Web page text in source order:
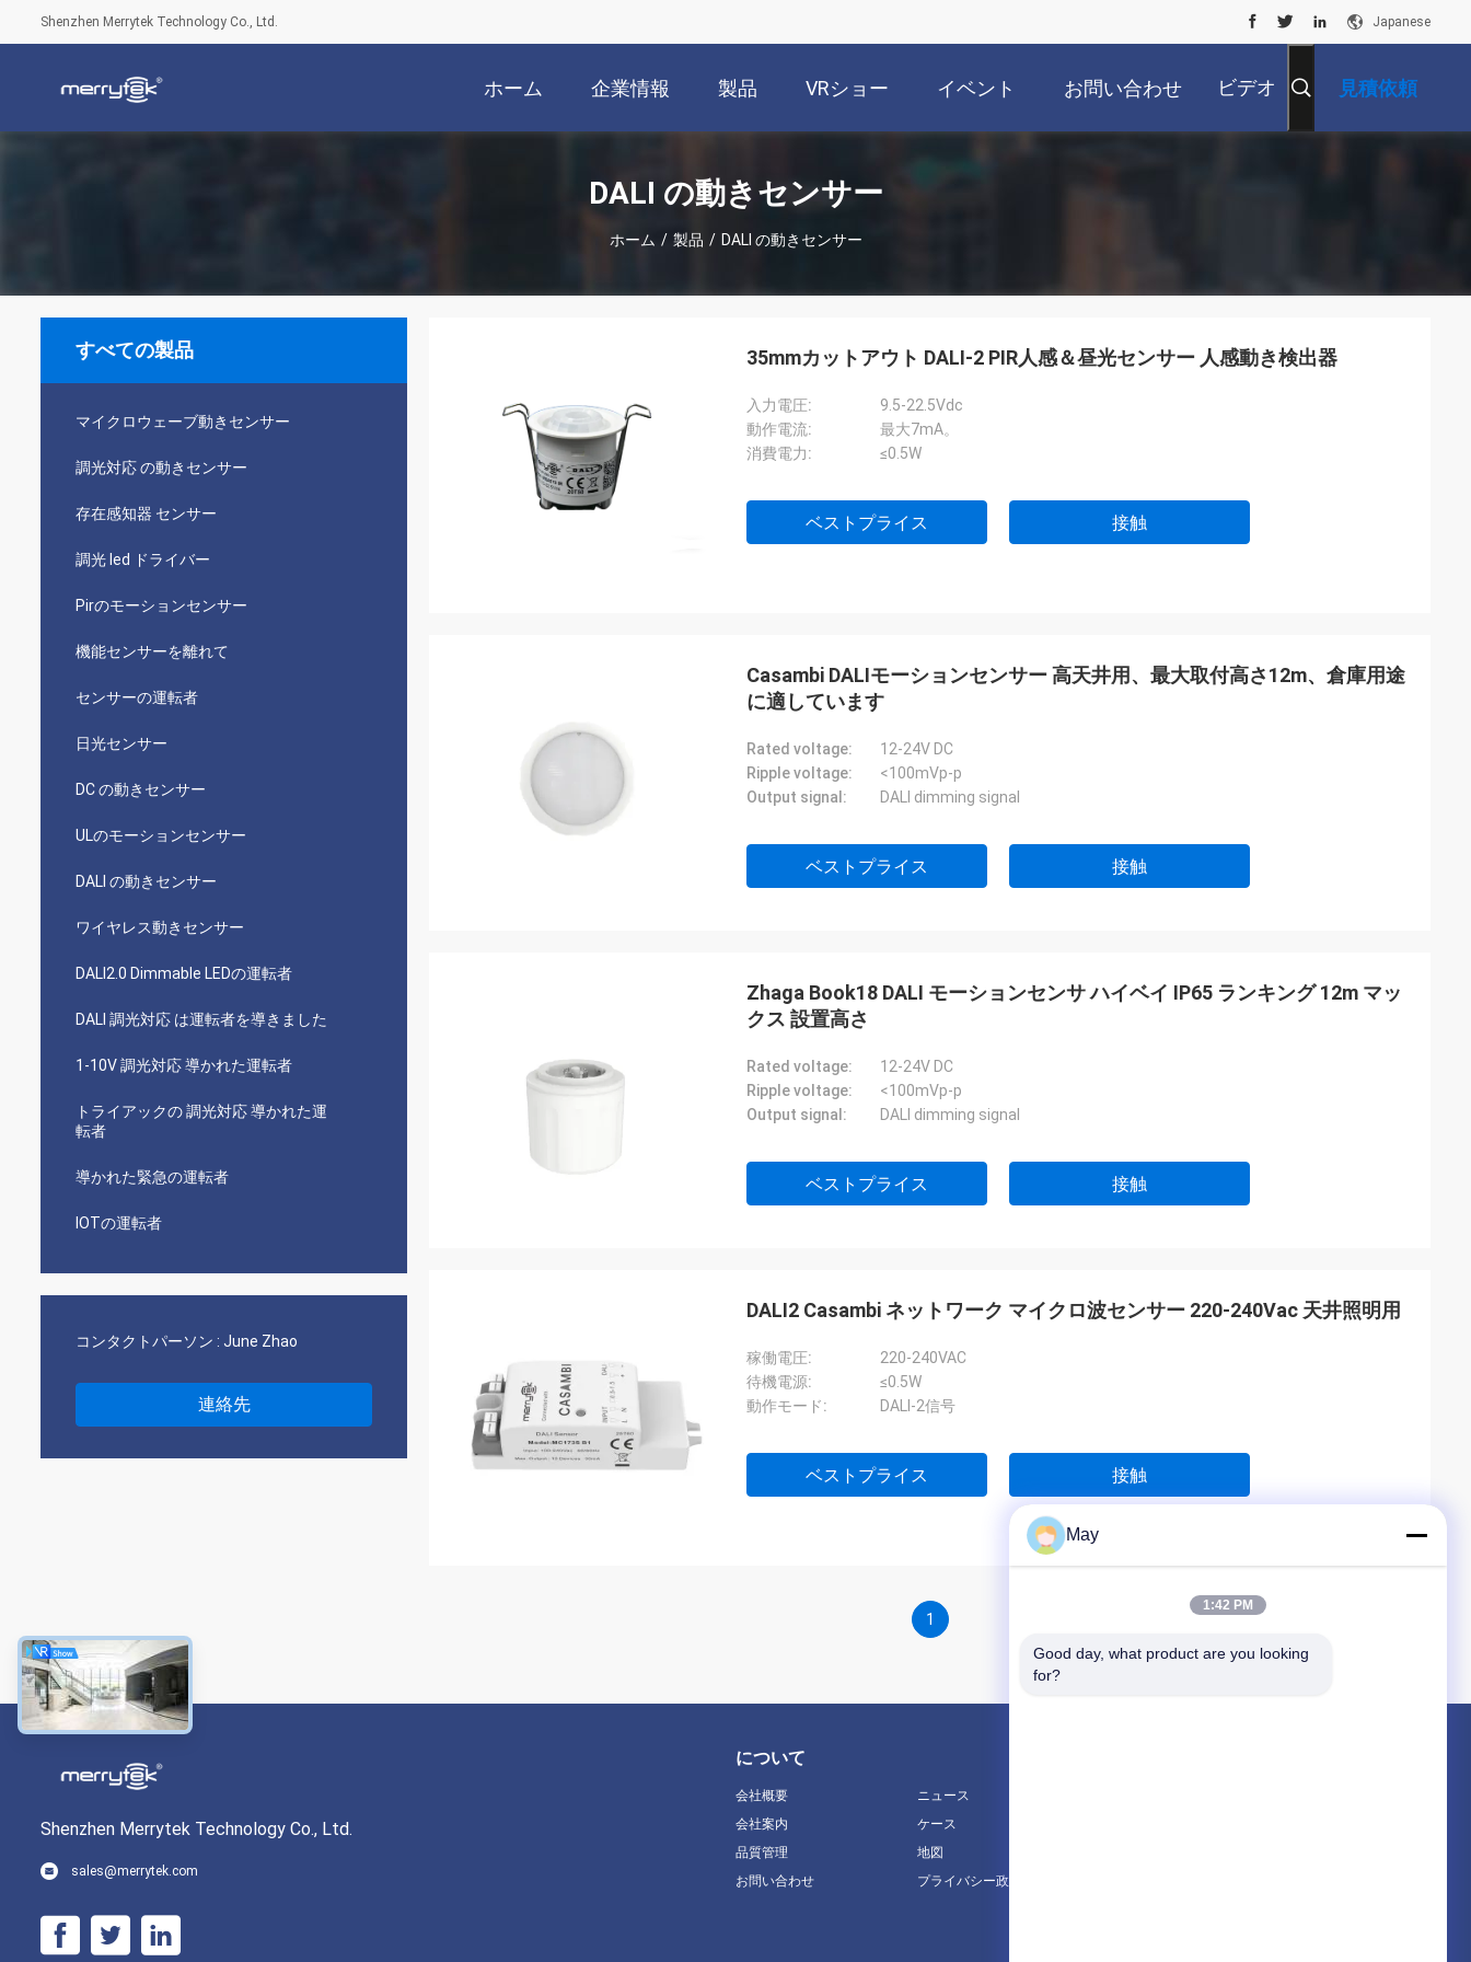
Shenzhen Merrytek Technology Co., Ltd. Japanese
ホーム 企業情報 製品 VRショー イベント お問い合わせ ビデオ 見積依頼
DALI の動きセンサー
ホーム / 製品 / DALI の動きセンサー
すべての製品
マイクロウェーブ動きセンサー
調光対応 の動きセンサー
存在感知器 センサー
調光 led ドライバー
Pirのモーションセンサー
機能センサーを離れて
センサーの運転者
日光センサー
DC の動きセンサー
ULのモーションセンサー
DALI の動きセンサー
ワイヤレス動きセンサー
DALI2.0 Dimmable LEDの運転者
DALI 調光対応 は運転者を導きました
1-10V 調光対応 導かれた運転者
トライアックの 調光対応 導かれた運
転者
導かれた緊急の運転者
IOTの運転者
コンタクトパーソン : June Zhao
連絡先
35mmカットアウト DALI-2 PIR人感＆昼光センサー 人感動き検出器
入力電圧:
9.5-22.5Vdc
動作電流:
最大7mA。
消費電力:
≤0.5W
ベストプライス 接触
Casambi DALIモーションセンサー 高天井用、最大取付高さ12m、倉庫用途
に適しています
Rated voltage:
12-24V DC
Ripple voltage:
<100mVp-p
Output signal:
DALI dimming signal
ベストプライス 接触
Zhaga Book18 DALI モーションセンサ ハイベイ IP65 ランキング 12m マッ
クス 設置高さ
Rated voltage:
12-24V DC
Ripple voltage:
<100mVp-p
Output signal:
DALI dimming signal
ベストプライス 接触
DALI2 Casambi ネットワーク マイクロ波センサー 220-240Vac 天井照明用
稼働電圧:
220-240VAC
待機電源:
≤0.5W
動作モード:
DALI-2信号
ベストプライス 接触
1
Shenzhen Merrytek Technology Co., Ltd.
sales@merrytek.com
について
会社概要
会社案内
品質管理
お問い合わせ
ニュース
ケース
地図
プライバシー政策
May
1:42 PM
Good day, what product are you looking
for?